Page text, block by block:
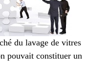
du lavage de vitres
pouvait constituer un